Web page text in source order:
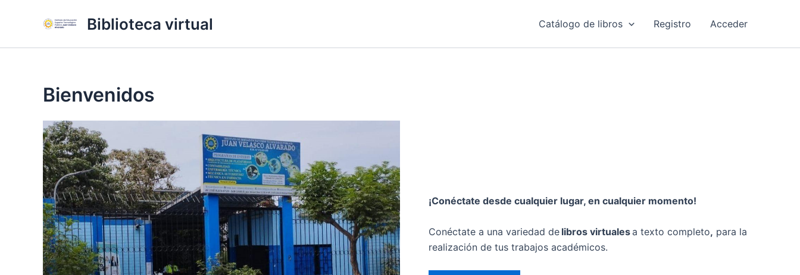
Biblioteca virtual Catálogo de libros Registro Acceder
Bienvenidos
¡Conéctate desde cualquier lugar, en cualquier momento!
Conéctate a una variedad de libros virtualesa texto completo, para la
realización de tus trabajos académicos.